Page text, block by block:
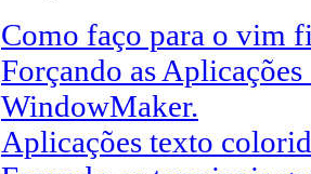
Como faço para o vim
Forçando as
WindowMaker.
Aplicações texto